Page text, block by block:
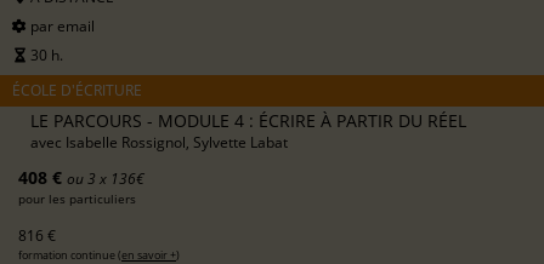
par email
30 h.
ÉCOLE D'ÉCRITURE
LE PARCOURS - MODULE 4 : ÉCRIRE À PARTIR DU RÉEL
avec Isabelle Rossignol, Sylvette Labat
408 € ou 3 x 136€
pour les particuliers
816 €
formation continue (en savoir +)